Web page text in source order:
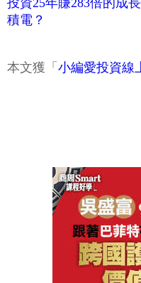
投資25年賺283倍的成
積電？
本文獲「 小編愛投資線